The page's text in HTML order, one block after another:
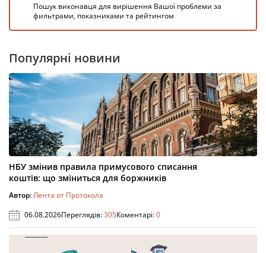
Пошук виконавця для вирішення Вашої проблеми за
фильтрами, показниками та рейтингом
Популярні новини
НБУ змінив правила примусового списання
коштів: що зміниться для боржників
Автор:Лента от Протокола
06.08.2026Переглядів:305Коментарі:0